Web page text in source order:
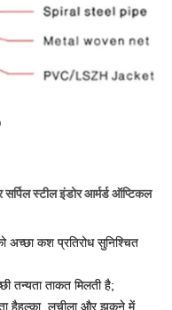
स्टील इंडोर आर्मर्ड ऑप्टिकल
अच्छा कश प्रतिरोध सुनिश्चित
ताकत मिलती है;
हैहल्का, लचीला और झुकने में